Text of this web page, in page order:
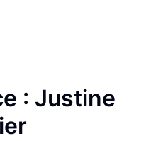
: Justine